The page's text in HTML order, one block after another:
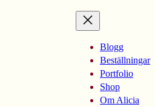
Blogg
Beställningar
Portfolio
Shop
Om Alicia